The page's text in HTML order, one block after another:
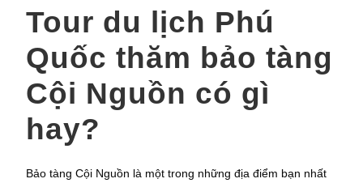
Tour du lịch Phú
Quốc thăm bảo tàng
Cội Nguồn có gì
hay?
Bảo tàng Cội Nguồn là một trong những địa điểm bạn nhất